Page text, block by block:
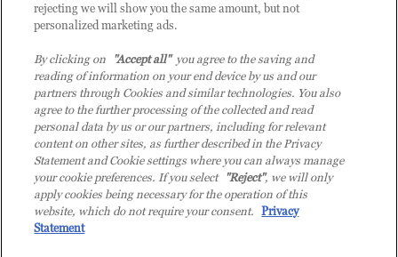
© 2026 TD SYNNEX Italy S.r.l. - Sede legale: via Luigi Russolo 9, 20138 Milano
(MI) - Numero di iscrizione al Registro delle Imprese di Milano e Codice Fiscale:
07092780159 - P.IVA: 07092780159 - Eur 12.569.000,00 i.v - TD SYNNEX e TD
rejecting we will show you the same amount, but not
personalized marketing ads.
By clicking on "Accept all"you agree to the saving and
reading of information on your end device by us and our
partners through Cookies and similar technologies. You also
agree to the further processing of the collected and read
personal data by us or our partners, including for relevant
content on other sites, as further described in the Privacy
Statement and Cookie settings where you can always manage
your cookie preferences. If you select "Reject", we will only
apply cookies being necessary for the operation of this
website, which do not require your consent. Privacy
Statement